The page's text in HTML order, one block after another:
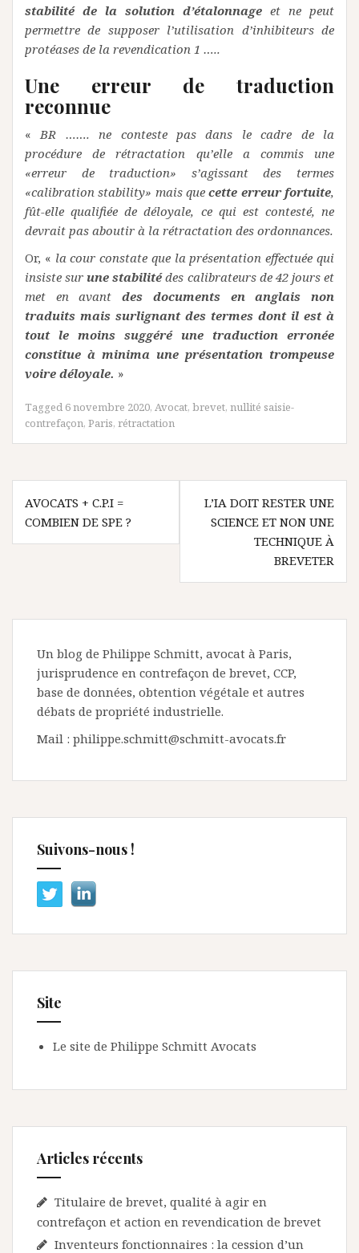
stabilité de la solution d’étalonnage et ne peut
permettre de supposer l’utilisation d’inhibiteurs de
protéases de la revendication 1 …..
Une erreur de traduction
reconnue
«BR ……. ne conteste pas dans le cadre de la
procédure de rétractation qu’elle a commis une
«erreur de traduction» s’agissant des termes
«calibration stability» mais quecette erreur fortuite,
fût-elle qualifiée de déloyale, ce qui est contesté, ne
devrait pas aboutir à la rétractation des ordonnances.
Or, « la cour constate que la présentation effectuée qui
insiste sur une stabilitédes calibrateurs de 42 jours et
met en avantdes documents en anglais non
traduits mais surlignant des termes dont il est à
tout le moins suggéré une traduction erronée
constitue à minima une présentation trompeuse
voire déloyale. »
Tagged 6 novembre 2020, Avocat, brevet, nullité saisie-
contrefaçon, Paris, rétractation
Navigation
de
l’article
AVOCATS + C.P.I =
COMBIEN DE SPE ?
L’IA DOIT RESTER UNE
SCIENCE ET NON UNE
TECHNIQUE À
BREVETER
Un blog de Philippe Schmitt, avocat à Paris,
jurisprudence en contrefaçon de brevet, CCP,
base de données, obtention végétale et autres
débats de propriété industrielle.
Mail : philippe.schmitt@schmitt-avocats.fr
Suivons-nous !
Site
Le site de Philippe Schmitt Avocats
Articles récents
Titulaire de brevet, qualité à agir en
contrefaçon et action en revendication de brevet
Inventeurs fonctionnaires : la cession d’un